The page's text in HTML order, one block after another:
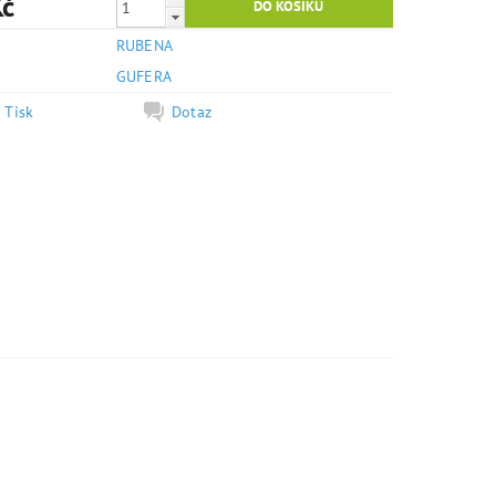
RUBENA
GUFERA
Tisk
Dotaz